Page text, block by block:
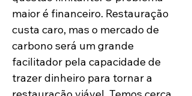
maior é financeiro. Restauração
custa caro, mas o mercado de
carbono será um grande
facilitador pela capacidade de
trazer dinheiro para tornar a